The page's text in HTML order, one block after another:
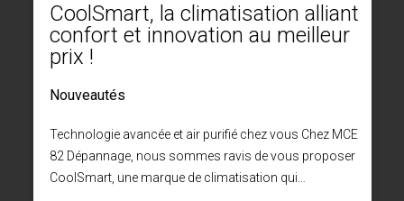
CoolSmart, la climatisation alliant
confort et innovation au meilleur
prix !
Nouveautés
Technologie avancée et air purifié chez vous Chez MCE
82 Dépannage, nous sommes ravis de vous proposer
CoolSmart, une marque de climatisation qui…